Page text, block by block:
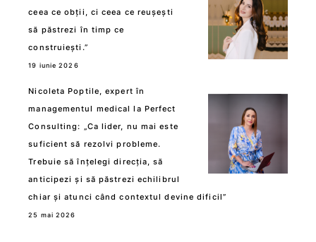
ceea ce obții, ci ceea ce reușești
să păstrezi în timp ce
construiești.”
19 iunie 2026
Nicoleta Poptile, expert în
managementul medical la Perfect
Consulting: „Ca lider, nu mai este
suficient să rezolvi probleme.
Trebuie să înțelegi direcția, să
anticipezi și să păstrezi echilibrul
chiar și atunci când contextul devine dificil”
25 mai 2026